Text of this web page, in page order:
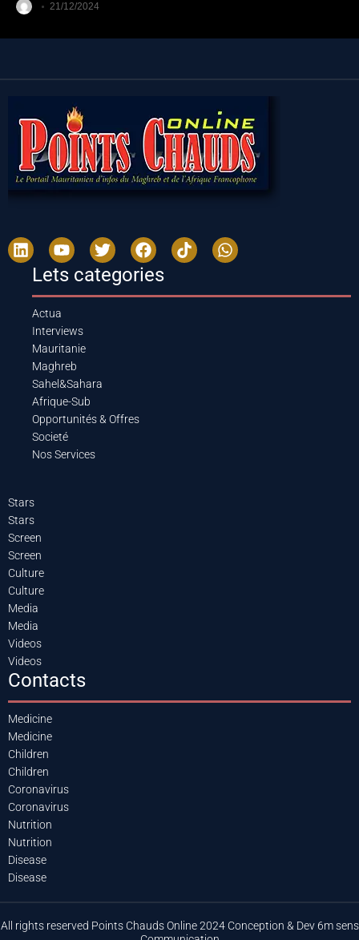
21/12/2024
Lets categories
Actua
Interviews
Mauritanie
Maghreb
Sahel&Sahara
Afrique-Sub
Opportunités & Offres
Societé
Nos Services
Stars
Stars
Screen
Screen
Culture
Culture
Media
Media
Videos
Videos
Contacts
Medicine
Medicine
Children
Children
Coronavirus
Coronavirus
Nutrition
Nutrition
Disease
Disease
All rights reserved Points Chauds Online 2024 Conception & Dev 6m sens